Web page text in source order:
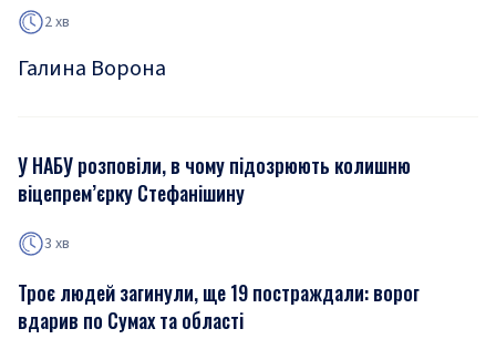
2 хв
Галина Ворона
У НАБУ розповіли, в чому підозрюють колишню
віцепрем’єрку Стефанішину
3 хв
Троє людей загинули, ще 19 постраждали: ворог
вдарив по Сумах та області